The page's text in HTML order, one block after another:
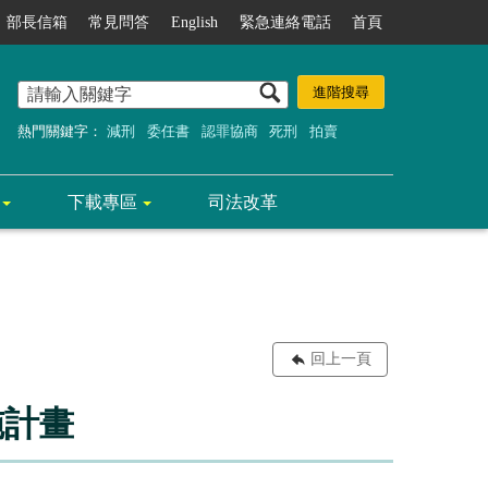
部長信箱 常見問答 English 緊急連絡電話 首頁
熱門關鍵字： 減刑 委任書 認罪協商 死刑 拍賣
下載專區 司法改革
回上一頁
畫